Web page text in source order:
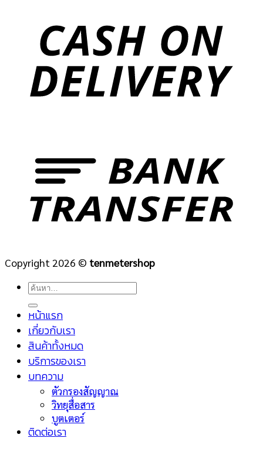
Copyright 2026 © tenmetershop
ค้นหา:
หน้าแรก
เกี่ยวกับเรา
สินค้าทั้งหมด
บริการของเรา
บทความ
ตัวกรองสัญญาณ
วิทยุสื่อสาร
บูตเตอร์
ติดต่อเรา